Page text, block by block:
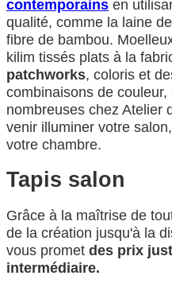
contemporains en
qualité, comme la laine
fibre de bambou.
kilim tissés plats à la
patchworks, coloris et
combinaisons de
nombreuses chez Atelier
venir illuminer votre
votre chambre.
Tapis salon
Grâce à la maîtrise de
de la création jusqu'à la
vous promet des prix
intermédiaire.